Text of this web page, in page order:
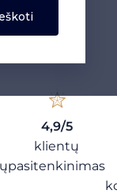
4,9/5
klientų
pasitenkinimas